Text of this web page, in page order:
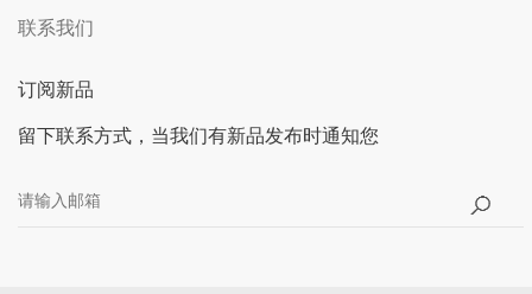
联系我们
订阅新品
留下联系方式，当我们有新品发布时通知您